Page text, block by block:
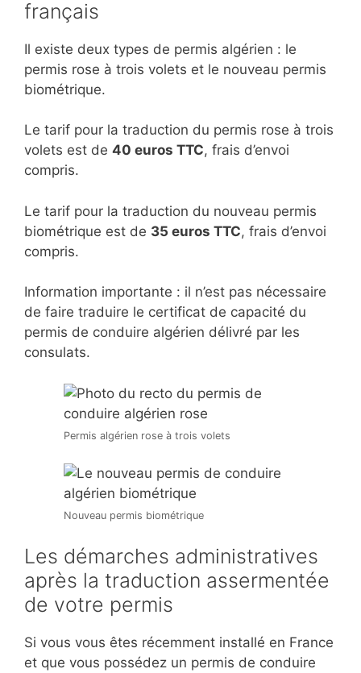
français
Il existe deux types de permis algérien : le
permis rose à trois volets et le nouveau permis
biométrique.
Le tarif pour la traduction du permis rose à trois
volets est de 40 euros TTC, frais d’envoi
compris.
Le tarif pour la traduction du nouveau permis
biométrique est de 35 euros TTC, frais d’envoi
compris.
Information importante : il n’est pas nécessaire
de faire traduire le certificat de capacité du
permis de conduire algérien délivré par les
consulats.
Permis algérien rose à trois volets
Nouveau permis biométrique
Les démarches administratives
après la traduction assermentée
de votre permis
Si vous vous êtes récemment installé en France
et que vous possédez un permis de conduire